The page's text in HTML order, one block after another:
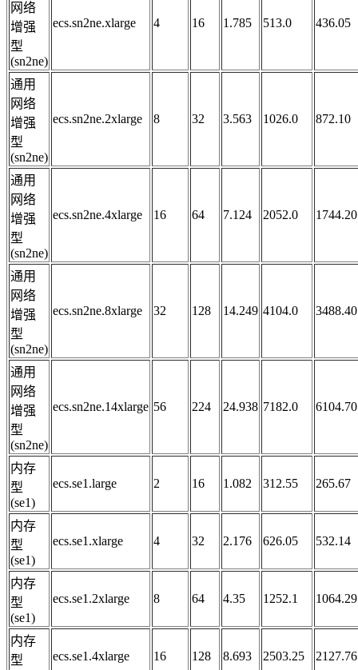
网络
增强
型
(sn2ne)
ecs.sn2ne.xlarge 4 16 1.785 513.0 436.05
通用
网络
增强
型
(sn2ne)
ecs.sn2ne.2xlarge 8 32 3.563 1026.0 872.10
通用
网络
增强
型
(sn2ne)
ecs.sn2ne.4xlarge 16 64 7.124 2052.0 1744.20
通用
网络
增强
型
(sn2ne)
ecs.sn2ne.8xlarge 32 128 14.249 4104.0 3488.40
通用
网络
增强
型
(sn2ne)
ecs.sn2ne.14xlarge 56 224 24.938 7182.0 6104.70
内存
型
(se1)
ecs.se1.large 2 16 1.082 312.55 265.67
内存
型
(se1)
ecs.se1.xlarge 4 32 2.176 626.05 532.14
内存
型
(se1)
ecs.se1.2xlarge 8 64 4.35 1252.1 1064.29
内存
型
ecs.se1.4xlarge 16 128 8.693 2503.25 2127.76